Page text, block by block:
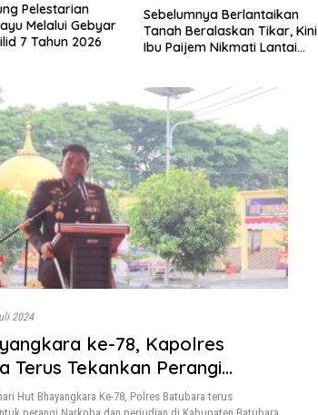
Pelestarian
Melalui Gebyar
7 Tahun 2026
Sebelumnya Berlantaikan
Tanah Beralaskan Tikar, Kini
Ibu Paijem Nikmati Lantai
0208/Asahan
2024
ke-78, Kapolres
Terus Tekankan Perangi
& Judi
Hut Bhayangkara Ke-78, Polres Batubara terus